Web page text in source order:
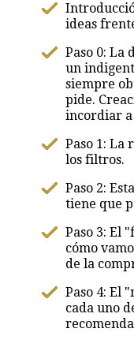
ideas
Paso 0: La
un
siempre
pide.
incordiar a
Paso 1: La
los filtros.
Paso 2:
tiene que
Paso 3: El
cómo
de la
Paso 4: El
cada uno